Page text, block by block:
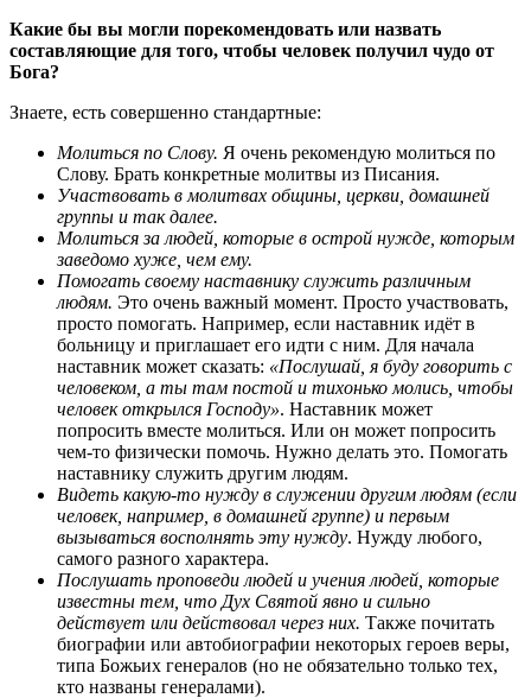
Какие бы вы могли порекомендовать или назвать
составляющие для того, чтобы человек получил чудо от
Бога?
Знаете, есть совершенно стандартные:
Молиться по Слову. Я очень рекомендую молиться по
Слову. Брать конкретные молитвы из Писания.
Участвовать в молитвах общины, церкви, домашней
группы и так далее.
Молиться за людей, которые в острой нужде, которым
заведомо хуже, чем ему.
Помогать своему наставнику служить различным
людям. Это очень важный момент. Просто участвовать,
просто помогать. Например, если наставник идёт в
больницу и приглашает его идти с ним. Для начала
наставник может сказать: «Послушай, я буду говорить с
человеком, а ты там постой и тихонько молись, чтобы
человек открылся Господу». Наставник может
попросить вместе молиться. Или он может попросить
чем-то физически помочь. Нужно делать это. Помогать
наставнику служить другим людям.
Видеть какую-то нужду в служении другим людям (если
человек, например, в домашней группе) и первым
вызываться восполнять эту нужду. Нужду любого,
самого разного характера.
Послушать проповеди людей и учения людей, которые
известны тем, что Дух Святой явно и сильно
действует или действовал через них. Также почитать
биографии или автобиографии некоторых героев веры,
типа Божьих генералов (но не обязательно только тех,
кто названы генералами).